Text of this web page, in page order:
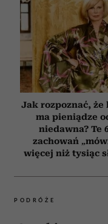
Jak rozpoznać, że
ma pieniądze
niedawna? Te
zachowań
więcej niż tysiąc
PODRÓŻE